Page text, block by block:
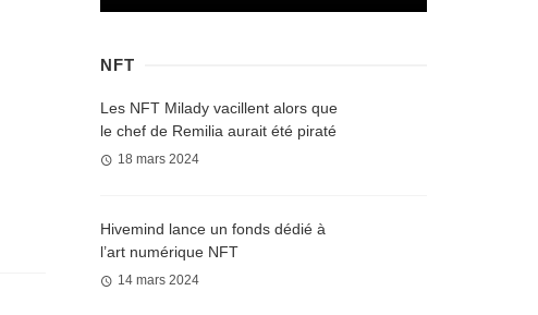
NFT
Les NFT Milady vacillent alors que
le chef de Remilia aurait été piraté
18 mars 2024
Hivemind lance un fonds dédié à
l’art numérique NFT
14 mars 2024